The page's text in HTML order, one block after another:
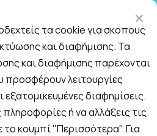
09:00-14:00 και Σάββατο
Ορθοπεδικά /Στηρίγματα Ώμου,
Ώμου, Χεριών
τα cookie για σκοπούς
και διαφήμισης. Τα
και διαφήμισης παρέχονται
προσφέρουν λειτουργίες
εξατομικευμένες διαφημίσεις.
ή να αλλάξεις τις
κουμπί "Περισσότερα". Για